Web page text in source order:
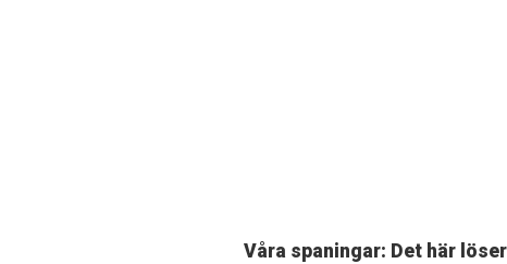
Våra spaningar: Det här löser